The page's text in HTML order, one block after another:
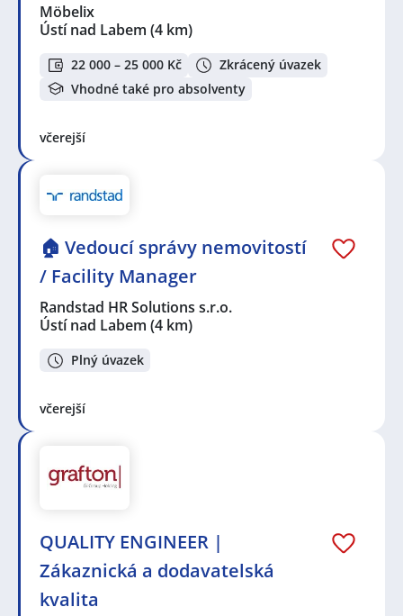
Möbelix
Ústí nad Labem (4 km)
22 000 – 25 000 Kč
Zkrácený úvazek
Vhodné také pro absolventy
včerejší
🏠 Vedoucí správy nemovitostí
/ Facility Manager
Randstad HR Solutions s.r.o.
Ústí nad Labem (4 km)
Plný úvazek
včerejší
QUALITY ENGINEER |
Zákaznická a dodavatelská
kvalita